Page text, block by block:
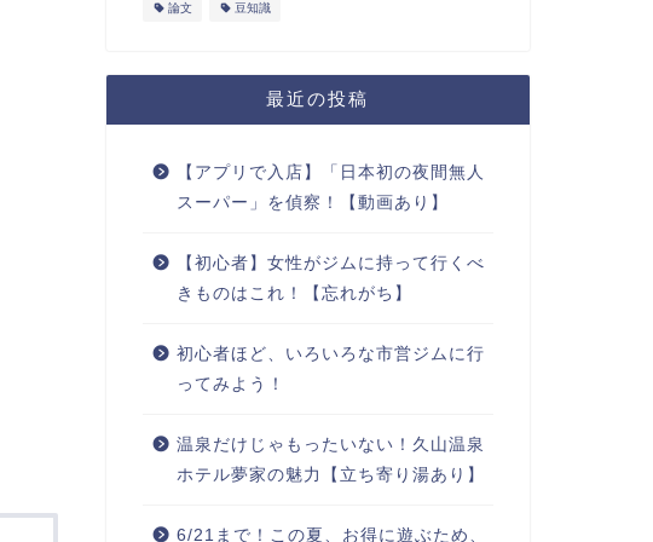
論文 豆知識
最近の投稿
【アプリで入店】「日本初の夜間無人
スーパー」を偵察！【動画あり】
【初心者】女性がジムに持って行くべ
きものはこれ！【忘れがち】
初心者ほど、いろいろな市営ジムに行
ってみよう！
温泉だけじゃもったいない！久山温泉
ホテル夢家の魅力【立ち寄り湯あり】
6/21まで！この夏、お得に遊ぶため、